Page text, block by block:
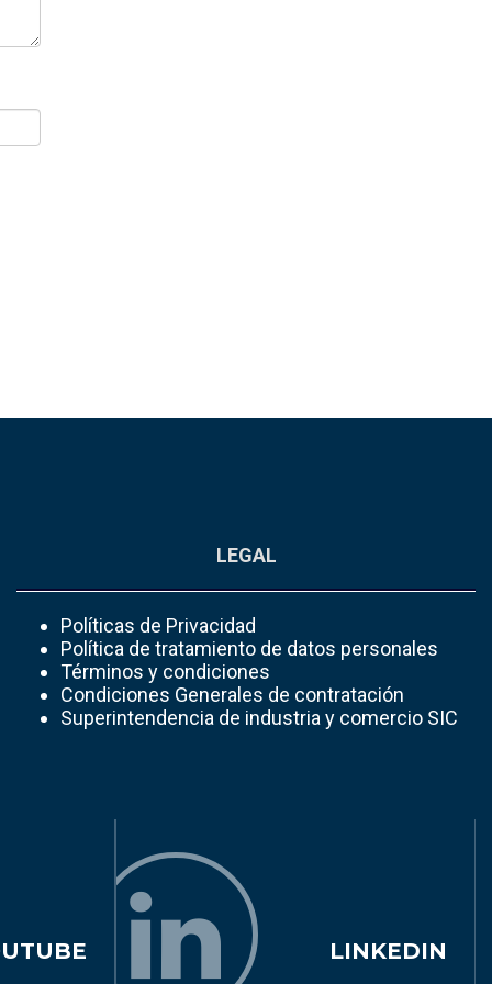
LEGAL
Políticas de Privacidad
Política de tratamiento de datos personales
Términos y condiciones
Condiciones Generales de contratación
Superintendencia de industria y comercio SIC
LINKEDIN